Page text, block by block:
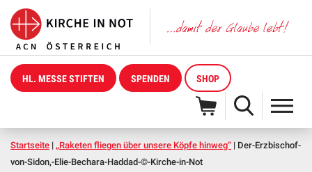
HL. MESSE STIFTEN SPENDEN SHOP
Startseite | „Raketen fliegen über unsere Köpfe hinweg“ | Der-Erzbischof-
von-Sidon,-Elie-Bechara-Haddad-©-Kirche-in-Not